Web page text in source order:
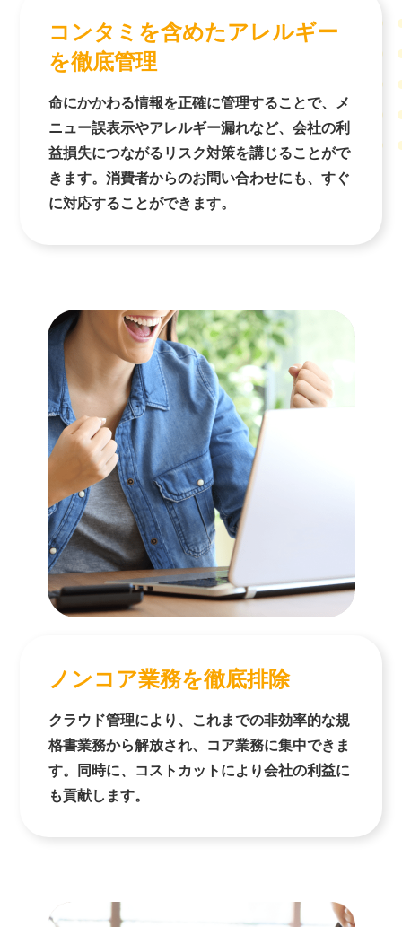
コンタミを含めたアレルギー
を徹底管理
命にかかわる情報を正確に管理することで、メ
ニュー誤表示やアレルギー漏れなど、会社の利
益損失につながるリスク対策を講じることがで
きます。消費者からのお問い合わせにも、すぐ
に対応することができます。
ノンコア業務を徹底排除
クラウド管理により、これまでの非効率的な規
格書業務から解放され、コア業務に集中できま
す。同時に、コストカットにより会社の利益に
も貢献します。